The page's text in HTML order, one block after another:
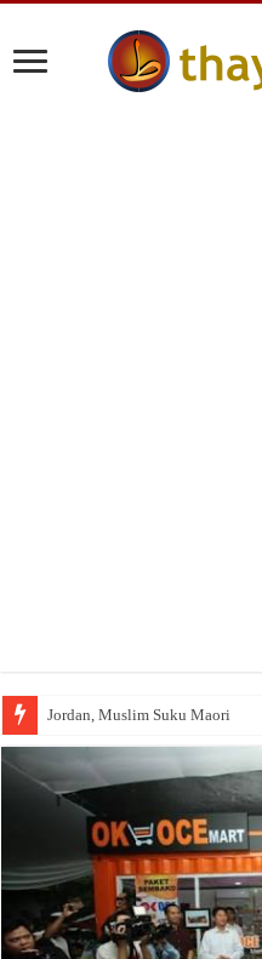
Jordan, Muslim Suku Maori